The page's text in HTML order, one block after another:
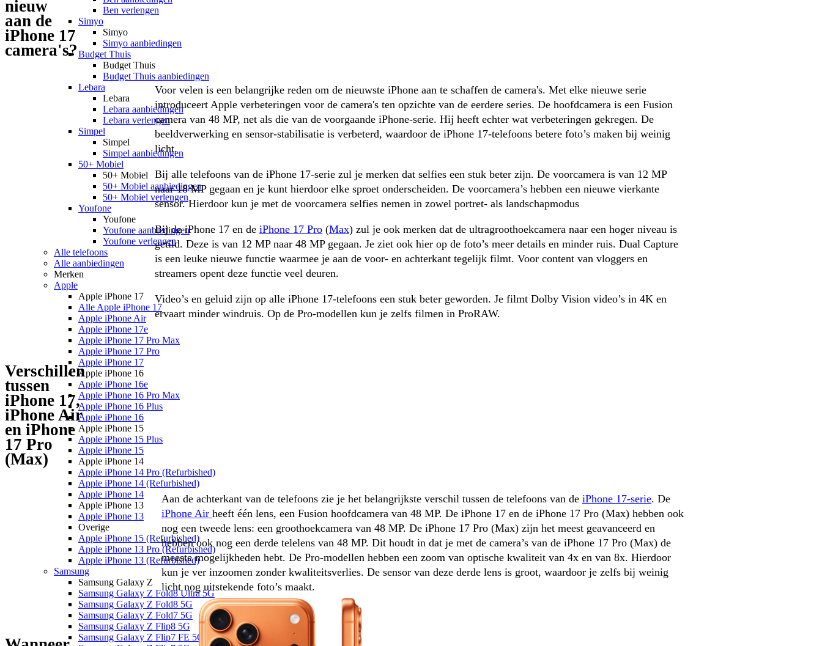
Ben verlengen
Simyo
Simyo
Simyo aanbiedingen
Budget Thuis
Budget Thuis
Budget Thuis aanbiedingen
Lebara
Lebara
Lebara aanbiedingen
Lebara verlengen
Simpel
Simpel
Simpel aanbiedingen
50+ Mobiel
50+ Mobiel
50+ Mobiel aanbiedingen
50+ Mobiel verlengen
Youfone
Youfone
Youfone aanbiedingen
Youfone verlengen
Alle telefoons
Alle aanbiedingen
Merken
Apple
Apple iPhone 17
Alle Apple iPhone 17
Apple iPhone Air
Apple iPhone 17e
Apple iPhone 17 Pro Max
Apple iPhone 17 Pro
Apple iPhone 17
Apple iPhone 16
Apple iPhone 16e
Apple iPhone 16 Pro Max
Apple iPhone 16 Plus
Apple iPhone 16
Apple iPhone 15
Apple iPhone 15 Plus
Apple iPhone 15
Apple iPhone 14
Apple iPhone 14 Pro (Refurbished)
Apple iPhone 14 (Refurbished)
Apple iPhone 14
Apple iPhone 13
Apple iPhone 13
Overige
Apple iPhone 15 (Refurbished)
Apple iPhone 13 Pro (Refurbished)
Apple iPhone 13 (Refurbished)
Samsung
Samsung Galaxy Z
Samsung Galaxy Z Fold8 Ultra 5G
Samsung Galaxy Z Fold8 5G
Samsung Galaxy Z Fold7 5G
Samsung Galaxy Z Flip8 5G
Samsung Galaxy Z Flip7 FE 5G
nieuw
aan de
iPhone 17
camera's?
Voor velen is een belangrijke reden om de nieuwste iPhone aan te schaffen de camera's. Met elke nieuwe serie
introduceert Apple verbeteringen voor de camera's ten opzichte van de eerdere series. De hoofdcamera is een Fusion
camera van 48 MP, net als die van de voorgaande iPhone-serie. Hij heeft echter wat verbeteringen gekregen. De
beeldverwerking en sensor-stabilisatie is verbeterd, waardoor de iPhone 17-telefoons betere foto’s maken bij weinig
licht.
Bij alle telefoons van de iPhone 17-serie zul je merken dat selfies een stuk beter zijn. De voorcamera is van 12 MP
naar 18 MP gegaan en je kunt hierdoor elke sproet onderscheiden. De voorcamera’s hebben een nieuwe vierkante
sensor. Hierdoor kun je met de voorcamera selfies nemen in zowel portret- als landschapmodus
Bij de iPhone 17 en de iPhone 17 Pro (Max) zul je ook merken dat de ultragroothoekcamera naar een hoger niveau is
getild. Deze is van 12 MP naar 48 MP gegaan. Je ziet ook hier op de foto’s meer details en minder ruis. Dual Capture
is een leuke nieuwe functie waarmee je aan de voor- en achterkant tegelijk filmt. Voor content van vloggers en
streamers opent deze functie veel deuren.
Video’s en geluid zijn op alle iPhone 17-telefoons een stuk beter geworden. Je filmt Dolby Vision video’s in 4K en
ervaart minder windruis. Op de Pro-modellen kun je zelfs filmen in ProRAW.
Verschillen
tussen
iPhone 17,
iPhone Air
en iPhone
17 Pro
(Max)
Aan de achterkant van de telefoons zie je het belangrijkste verschil tussen de telefoons van de iPhone 17-serie
. De
iPhone Air heeft één lens, een Fusion hoofdcamera van 48 MP. De iPhone 17 en de iPhone 17 Pro (Max) hebben ook
nog een tweede lens: een groothoekcamera van 48 MP. De iPhone 17 Pro (Max) zijn het meest geavanceerd en
hebben ook nog een derde telelens van 48 MP. Dit houdt in dat je met de camera’s van de iPhone 17 Pro (Max) de
meeste mogelijkheden hebt. De Pro-modellen hebben een zoom van optische kwaliteit van 4x en van 8x. Hierdoor
kun je ver inzoomen zonder kwaliteitsverlies. De sensor van deze derde lens is groot, waardoor je zelfs bij weinig
licht nog uitstekende foto’s maakt.